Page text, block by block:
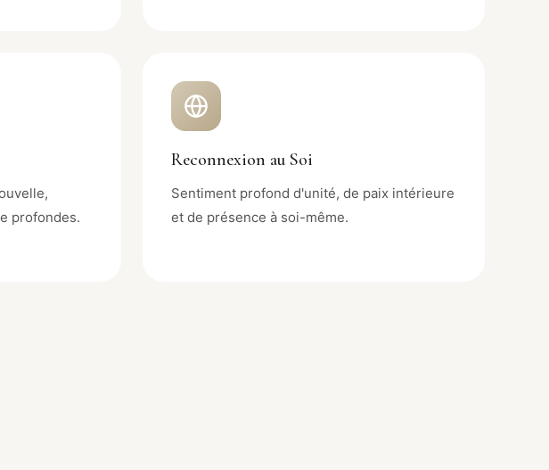
profondes.
Reconnexion au Soi
Sentiment profond d'unité, de paix intérieure
et de présence à soi-même.